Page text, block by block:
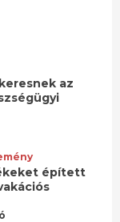
az
épített